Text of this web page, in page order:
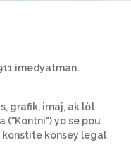
imedyatman.
grafik, imaj, ak lòt
("Kontni") yo se pou
konstite konsèy legal